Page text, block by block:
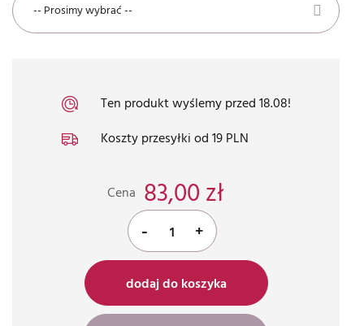
-- Prosimy wybrać --
Ten produkt wyślemy przed 18.08!
Koszty przesyłki od 19 PLN
Cena 83,00 zł
- +
dodaj do koszyka